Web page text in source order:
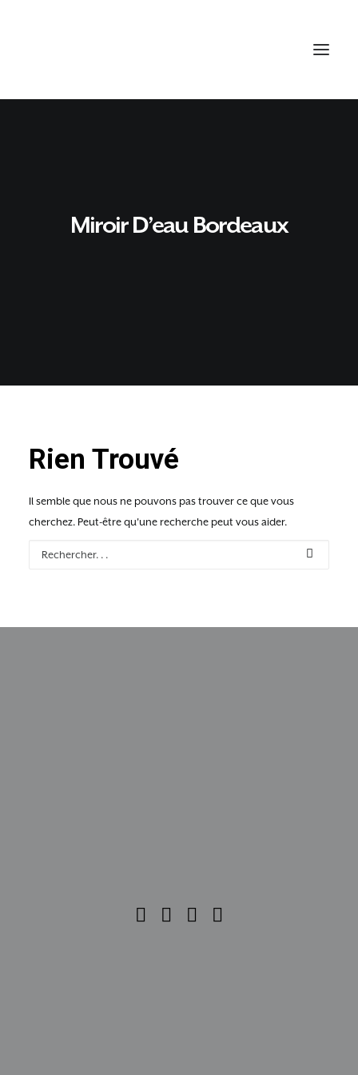
Miroir D’eau Bordeaux
Rien Trouvé
Il semble que nous ne pouvons pas trouver ce que vous
cherchez. Peut-être qu'une recherche peut vous aider.